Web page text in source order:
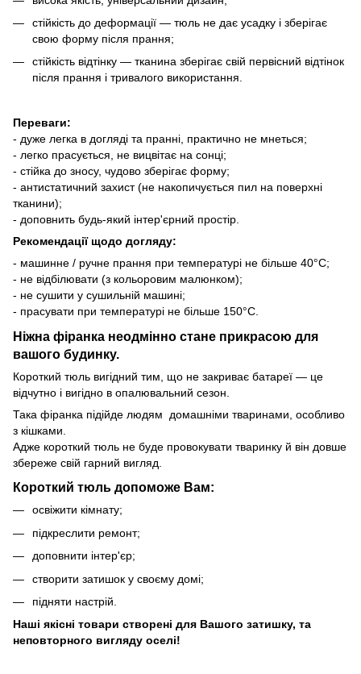
стійкість до деформації — тюль не дає усадку і зберігає
свою форму після прання;
стійкість відтінку — тканина зберігає свій первісний відтінок
після прання і тривалого використання.
Переваги:
- дуже легка в догляді та пранні, практично не мнеться;
- легко прасується, не вицвітає на сонці;
- стійка до зносу, чудово зберігає форму;
- антистатичний захист (не накопичується пил на поверхні
тканини);
- доповнить будь-який інтер'єрний простір.
Рекомендації щодо догляду:
- машинне / ручне прання при температурі не більше 40°C;
- не відбілювати (з кольоровим малюнком);
- не сушити у сушильній машині;
- прасувати при температурі не більше 150°C.
Ніжна фіранка неодмінно стане прикрасою для
вашого будинку.
Короткий тюль вигідний тим, що не закриває батареї — це
відчутно і вигідно в опалювальний сезон.
Така фіранка підійде людям домашніми тваринами, особливо
з кішками.
Адже короткий тюль не буде провокувати тваринку й він довше
збереже свій гарний вигляд.
Короткий тюль допоможе Вам:
освіжити кімнату;
підкреслити ремонт;
доповнити інтер'єр;
створити затишок у своєму домі;
підняти настрій.
Наші якісні товари створені для Вашого затишку, та
неповторного вигляду оселі!